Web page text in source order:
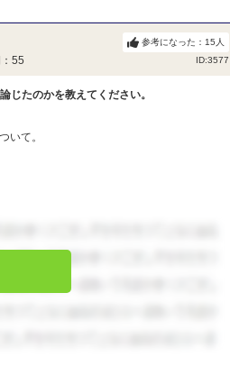
55 ID:3577
参考になった： 15 人
じたのかを教えてください。
いて。